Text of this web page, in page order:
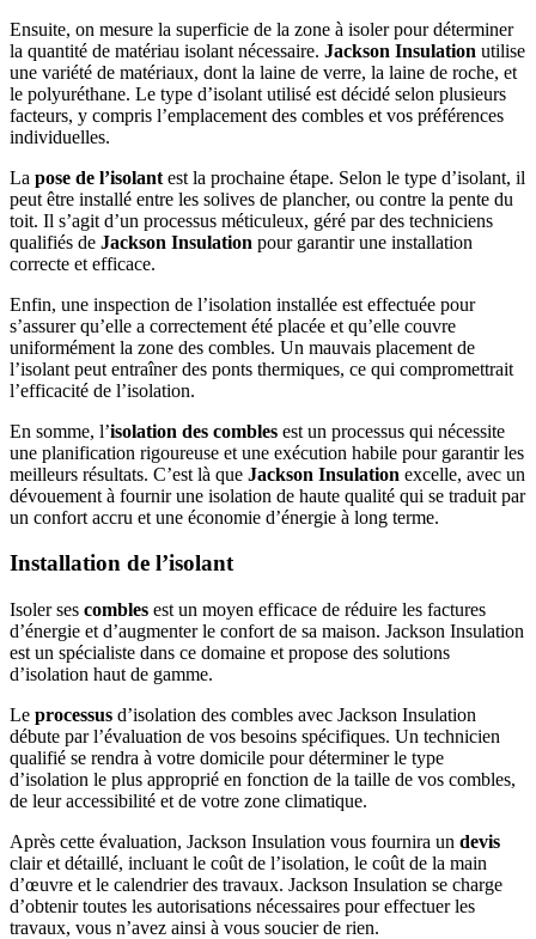
Ensuite, on mesure la superficie de la zone à isoler pour déterminer
la quantité de matériau isolant nécessaire. Jackson Insulation utilise
une variété de matériaux, dont la laine de verre, la laine de roche, et
le polyuréthane. Le type d’isolant utilisé est décidé selon plusieurs
facteurs, y compris l’emplacement des combles et vos préférences
individuelles.
La pose de l’isolant est la prochaine étape. Selon le type d’isolant, il
peut être installé entre les solives de plancher, ou contre la pente du
toit. Il s’agit d’un processus méticuleux, géré par des techniciens
qualifiés de Jackson Insulation pour garantir une installation
correcte et efficace.
Enfin, une inspection de l’isolation installée est effectuée pour
s’assurer qu’elle a correctement été placée et qu’elle couvre
uniformément la zone des combles. Un mauvais placement de
l’isolant peut entraîner des ponts thermiques, ce qui compromettrait
l’efficacité de l’isolation.
En somme, l’isolation des combles est un processus qui nécessite
une planification rigoureuse et une exécution habile pour garantir les
meilleurs résultats. C’est là que Jackson Insulation excelle, avec un
dévouement à fournir une isolation de haute qualité qui se traduit par
un confort accru et une économie d’énergie à long terme.
Installation de l’isolant
Isoler ses combles est un moyen efficace de réduire les factures
d’énergie et d’augmenter le confort de sa maison. Jackson Insulation
est un spécialiste dans ce domaine et propose des solutions
d’isolation haut de gamme.
Le processus d’isolation des combles avec Jackson Insulation
débute par l’évaluation de vos besoins spécifiques. Un technicien
qualifié se rendra à votre domicile pour déterminer le type
d’isolation le plus approprié en fonction de la taille de vos combles,
de leur accessibilité et de votre zone climatique.
Après cette évaluation, Jackson Insulation vous fournira un devis
clair et détaillé, incluant le coût de l’isolation, le coût de la main
d’œuvre et le calendrier des travaux. Jackson Insulation se charge
d’obtenir toutes les autorisations nécessaires pour effectuer les
travaux, vous n’avez ainsi à vous soucier de rien.